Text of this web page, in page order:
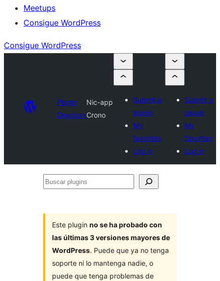
Meetups
Consigue WordPress
Consigue WordPress
Plugin
Directory
Nic-app
Crono
Submit a
plugin
My
favorites
Log in
Submit a
plugin
My
favorites
Log in
Buscar
Este plugin no se ha probado con
las últimas 3 versiones mayores de
WordPress. Puede que ya no tenga
soporte ni lo mantenga nadie, o
puede que tenga problemas de